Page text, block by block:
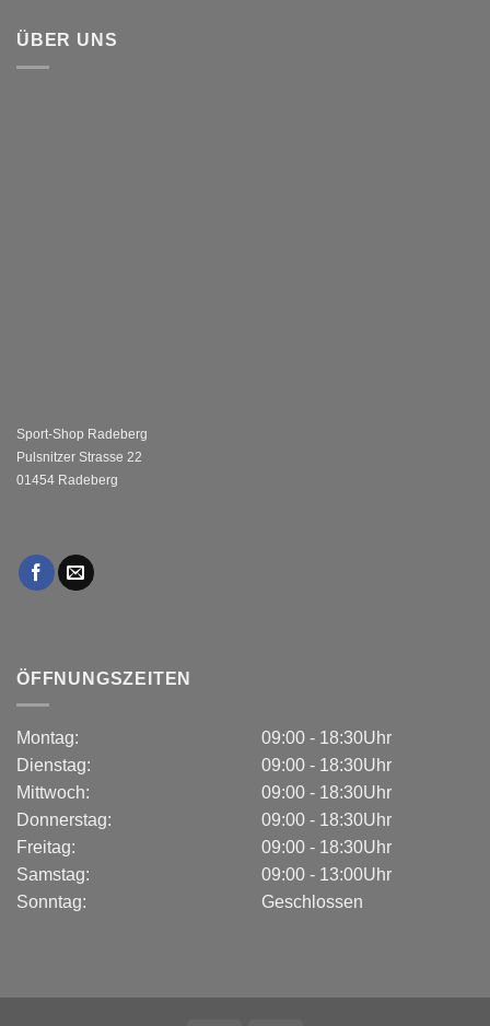
ÜBER UNS
Sport-Shop Radeberg
Pulsnitzer Strasse 22
01454 Radeberg
ÖFFNUNGSZEITEN
Montag:
Dienstag:
Mittwoch:
Donnerstag:
Freitag:
Samstag:
Sonntag:
09:00 - 18:30Uhr
09:00 - 18:30Uhr
09:00 - 18:30Uhr
09:00 - 18:30Uhr
09:00 - 18:30Uhr
09:00 - 13:00Uhr
Geschlossen